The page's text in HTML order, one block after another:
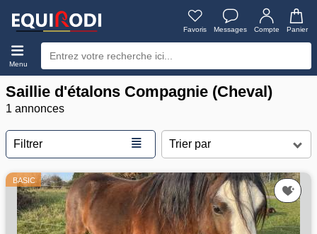
Favoris Messages Compte Panier
Menu
Saillie d'étalons Compagnie (Cheval)
1 annonces
Filtrer ≣
BASIC